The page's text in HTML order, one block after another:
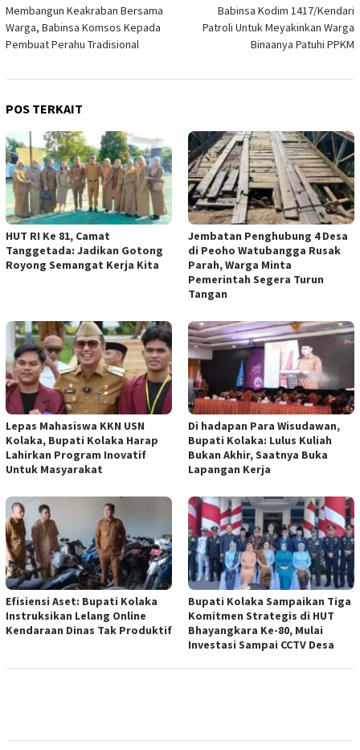
pos
Membangun Keakraban Bersama
Warga, Babinsa Komsos Kepada
Pembuat Perahu Tradisional
Babinsa Kodim 1417/Kendari
Patroli Untuk Meyakinkan Warga
Binaanya Patuhi PPKM
POS TERKAIT
HUT RI Ke 81, Camat
Tanggetada: Jadikan Gotong
Royong Semangat Kerja Kita
Jembatan Penghubung 4 Desa
di Peoho Watubangga Rusak
Parah, Warga Minta
Pemerintah Segera Turun
Tangan
Lepas Mahasiswa KKN USN
Kolaka, Bupati Kolaka Harap
Lahirkan Program Inovatif
Untuk Masyarakat
Di hadapan Para Wisudawan,
Bupati Kolaka: Lulus Kuliah
Bukan Akhir, Saatnya Buka
Lapangan Kerja
Efisiensi Aset: Bupati Kolaka
Instruksikan Lelang Online
Kendaraan Dinas Tak Produktif
Bupati Kolaka Sampaikan Tiga
Komitmen Strategis di HUT
Bhayangkara Ke-80, Mulai
Investasi Sampai CCTV Desa